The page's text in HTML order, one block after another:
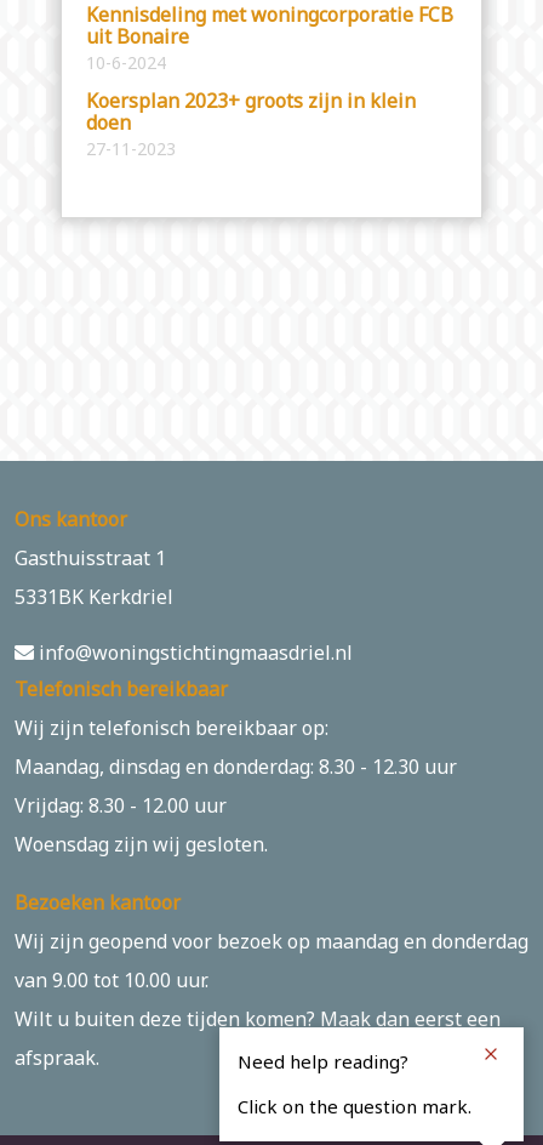
Kennisdeling met woningcorporatie FCB
uit Bonaire
10-6-2024
Koersplan 2023+ groots zijn in klein
doen
27-11-2023
Ons kantoor
Gasthuisstraat 1
5331BK Kerkdriel
info@woningstichtingmaasdriel.nl
Telefonisch bereikbaar
Wij zijn telefonisch bereikbaar op:
Maandag, dinsdag en donderdag: 8.30 - 12.30 uur
Vrijdag: 8.30 - 12.00 uur
Woensdag zijn wij gesloten.
Bezoeken kantoor
Wij zijn geopend voor bezoek op maandag en donderdag
van 9.00 tot 10.00 uur.
Wilt u buiten deze tijden komen? Maak dan eerst een
afspraak.
Need help reading?
Click on the question mark.